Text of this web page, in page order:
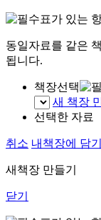
표가 있는
동일자료를 같은
됩니다.
책장선택
새 책장
선택한 자료
취소 내책장에 담기
새책장 만들기
닫기